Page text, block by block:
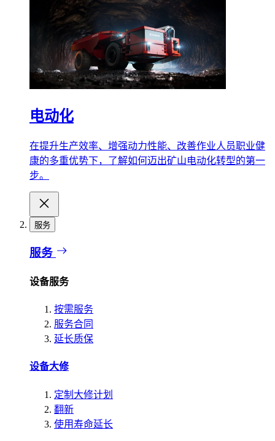
电动化
在提升生产效率、增强动力性能、改善作业人员职业健
康的多重优势下，了解如何迈出矿山电动化转型的第一
步。
服务
服务
设备服务
按需服务
服务合同
延长质保
设备大修
定制大修计划
翻新
使用寿命延长